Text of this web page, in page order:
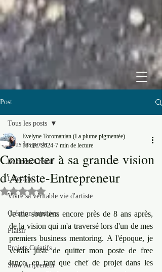
Post
Tous les posts
Business Créatif
Lifestyle
Vivre sa véritable vie d'artiste
Création intuitive
Plaisir
Projets Créatifs
Slow Artpreneur
Tous les posts
Connecter à sa grande vision
d'Artiste-Entrepreneur
Evelyne Toromanian (La plume pigmentée)
18 déc. 2024 7 min de lecture
Noté NaN étoiles sur 5.
Je me souviens encore près de 8 ans après,
de la vision qui m'a traversé lors d'un de mes
premiers business mentoring. A l'époque, je
venais juste de quitter mon poste de free
lance, en tant que chef de projet dans les